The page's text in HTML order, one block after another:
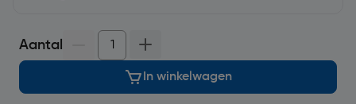
Aantal
In winkelwagen